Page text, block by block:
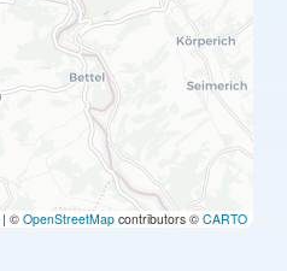
| © OpenStreetMap contributors © CARTO